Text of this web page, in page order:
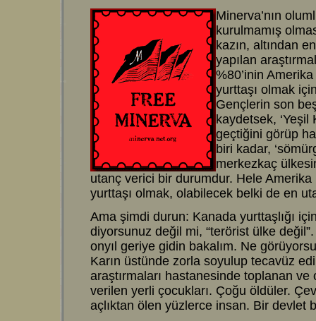
Minerva’nın
kurulmamış
kazın, altından
yapılan
%80’inin
yurttaşı olmak
Gençlerin son
kaydetsek,
geçtiğini görüp
biri kadar,
merkezkaç
utanç verici bir durumdur. Hele Amerika
yurttaşı olmak, olabilecek belki de en
Ama şimdi durun: Kanada yurttaşlığı
diyorsunuz değil mi, “terörist ülke
onyıl geriye gidin bakalım. Ne
Karın üstünde zorla soyulup tecavüz
araştırmaları hastanesinde toplanan
verilen yerli çocukları. Çoğu öldüler.
açlıktan ölen yüzlerce insan. Bir devlet